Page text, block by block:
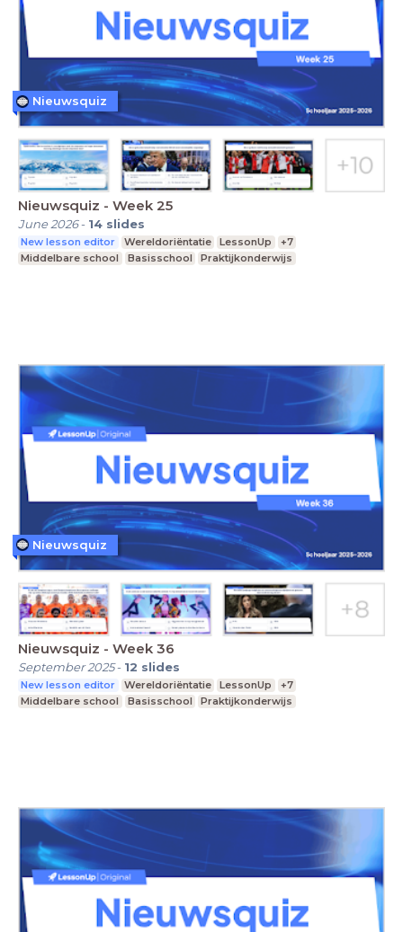
Nieuwsquiz - Week 25
June 2026- 14 slides
New lesson editor Wereldoriëntatie LessonUp
+7
Middelbare school
Basisschool Praktijkonderwijs
Nieuwsquiz
Nieuwsquiz - Week 36
September 2025- 12 slides
New lesson editor Wereldoriëntatie LessonUp
+7
Middelbare school
Basisschool Praktijkonderwijs
Nieuwsquiz